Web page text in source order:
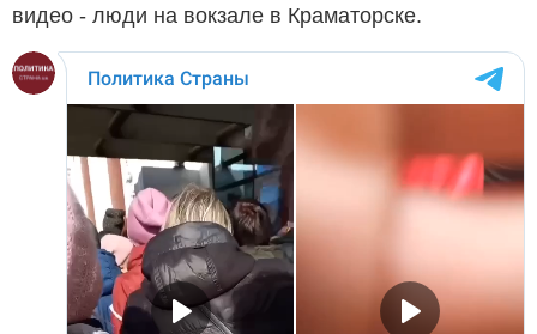
видео - люди на вокзале в Краматорске.